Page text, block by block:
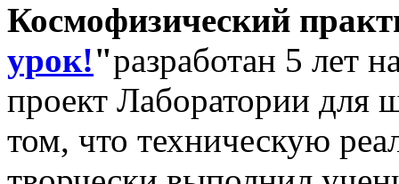
Космофизический
урок!"разработан 5 лет
проект Лаборатории для
том, что техническую